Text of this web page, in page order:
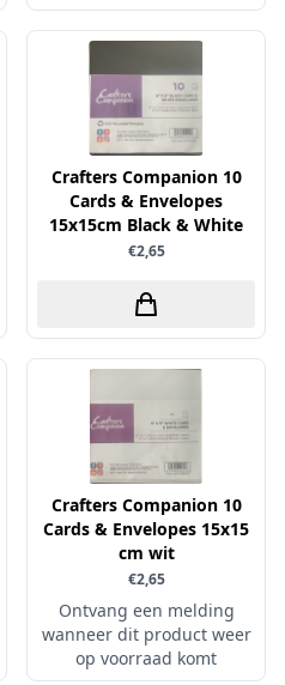
Crafters Companion 10
Cards & Envelopes
15x15cm Black & White
€2,65
Crafters Companion 10
Cards & Envelopes 15x15
cm wit
€2,65
Ontvang een melding
wanneer dit product weer
op voorraad komt